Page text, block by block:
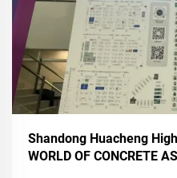
Shandong Huacheng
WORLD OF CONCRETE